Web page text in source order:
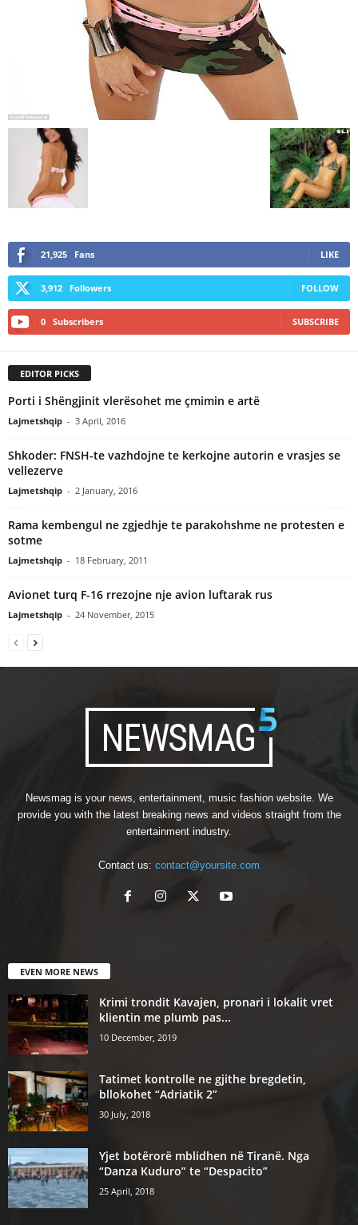
21,925 Fans LIKE
3,912 Followers FOLLOW
0 Subscribers SUBSCRIBE
EDITOR PICKS
Porti i Shëngjinit vlerësohet me çmimin e artë
Lajmetshqip - 3 April, 2016
Shkoder: FNSH-te vazhdojne te kerkojne autorin e vrasjes se
vellezerve
Lajmetshqip - 2 January, 2016
Rama kembengul ne zgjedhje te parakohshme ne protesten e
sotme
Lajmetshqip - 18 February, 2011
Avionet turq F-16 rrezojne nje avion luftarak rus
Lajmetshqip - 24 November, 2015
Newsmag is your news, entertainment, music fashion website. We
provide you with the latest breaking news and videos straight from the
entertainment industry.
Contact us: contact@yoursite.com
EVEN MORE NEWS
Krimi trondit Kavajen, pronari i lokalit vret
klientin me plumb pas...
10 December, 2019
Tatimet kontrolle ne gjithe bregdetin,
bllokohet “Adriatik 2”
30 July, 2018
Yjet botërorë mblidhen në Tiranë. Nga
“Danza Kuduro” te “Despacito”
25 April, 2018